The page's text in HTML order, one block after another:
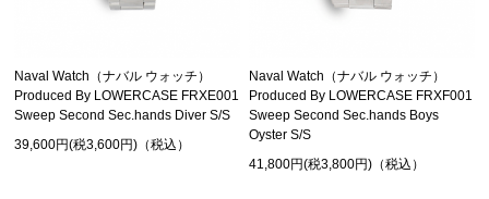
Naval Watch（ナバル ウォッチ）
Produced By LOWERCASE FRXE001
Sweep Second Sec.hands Diver S/S
39,600円(税3,600円)（税込）
Naval Watch（ナバル ウォッチ）
Produced By LOWERCASE FRXF001
Sweep Second Sec.hands Boys
Oyster S/S
41,800円(税3,800円)（税込）